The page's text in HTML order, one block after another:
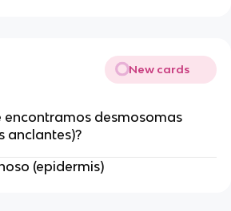
New cards
encontramos desmosomas
anclantes)?
(epidermis)